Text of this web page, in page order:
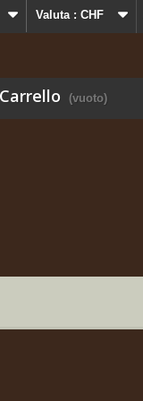
Valuta : CHF
Carrello (vuoto)